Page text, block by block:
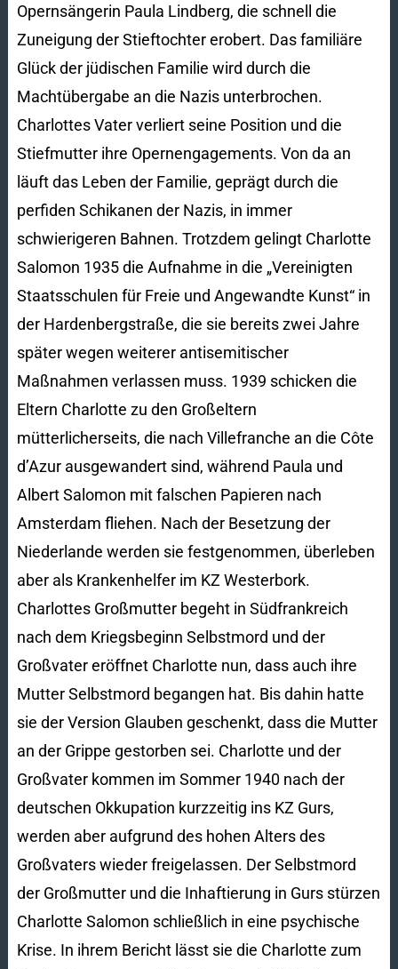
Opernsängerin Paula Lindberg, die schnell die
Zuneigung der Stieftochter erobert. Das familiäre
Glück der jüdischen Familie wird durch die
Machtübergabe an die Nazis unterbrochen.
Charlottes Vater verliert seine Position und die
Stiefmutter ihre Opernengagements. Von da an
läuft das Leben der Familie, geprägt durch die
perfiden Schikanen der Nazis, in immer
schwierigeren Bahnen. Trotzdem gelingt Charlotte
Salomon 1935 die Aufnahme in die „Vereinigten
Staatsschulen für Freie und Angewandte Kunst“ in
der Hardenbergstraße, die sie bereits zwei Jahre
später wegen weiterer antisemitischer
Maßnahmen verlassen muss. 1939 schicken die
Eltern Charlotte zu den Großeltern
mütterlicherseits, die nach Villefranche an die Côte
d’Azur ausgewandert sind, während Paula und
Albert Salomon mit falschen Papieren nach
Amsterdam fliehen. Nach der Besetzung der
Niederlande werden sie festgenommen, überleben
aber als Krankenhelfer im KZ Westerbork.
Charlottes Großmutter begeht in Südfrankreich
nach dem Kriegsbeginn Selbstmord und der
Großvater eröffnet Charlotte nun, dass auch ihre
Mutter Selbstmord begangen hat. Bis dahin hatte
sie der Version Glauben geschenkt, dass die Mutter
an der Grippe gestorben sei. Charlotte und der
Großvater kommen im Sommer 1940 nach der
deutschen Okkupation kurzzeitig ins KZ Gurs,
werden aber aufgrund des hohen Alters des
Großvaters wieder freigelassen. Der Selbstmord
der Großmutter und die Inhaftierung in Gurs stürzen
Charlotte Salomon schließlich in eine psychische
Krise. In ihrem Bericht lässt sie die Charlotte zum